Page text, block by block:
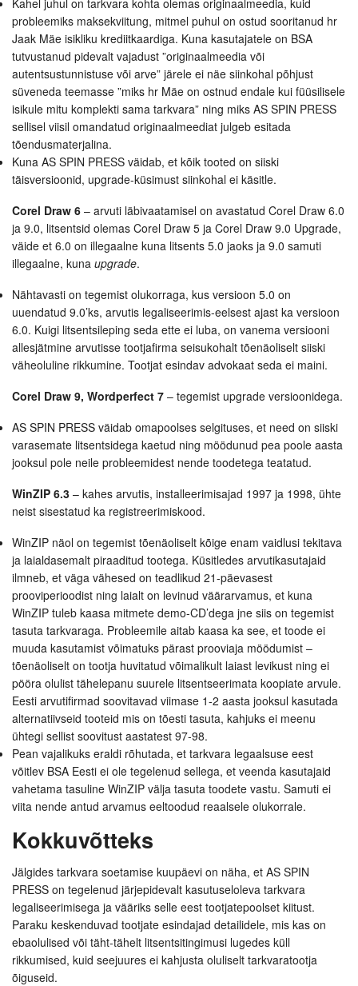
Kahel juhul on tarkvara kohta olemas originaalmeedia, kuid
probleemiks maksekviitung, mitmel puhul on ostud sooritanud hr
Jaak Mäe isikliku krediitkaardiga. Kuna kasutajatele on BSA
tutvustanud pidevalt vajadust ”originaalmeedia või
autentsustunnistuse või arve” järele ei näe siinkohal põhjust
süveneda teemasse ”miks hr Mäe on ostnud endale kui füüsilisele
isikule mitu komplekti sama tarkvara” ning miks AS SPIN PRESS
sellisel viisil omandatud originaalmeediat julgeb esitada
tõendusmaterjalina.
Kuna AS SPIN PRESS väidab, et kõik tooted on siiski
täisversioonid, upgrade-küsimust siinkohal ei käsitle.
Corel Draw 6 – arvuti läbivaatamisel on avastatud Corel Draw 6.0
ja 9.0, litsentsid olemas Corel Draw 5 ja Corel Draw 9.0 Upgrade,
väide et 6.0 on illegaalne kuna litsents 5.0 jaoks ja 9.0 samuti
illegaalne, kuna upgrade.
Nähtavasti on tegemist olukorraga, kus versioon 5.0 on
uuendatud 9.0’ks, arvutis legaliseerimis-eelsest ajast ka versioon
6.0. Kuigi litsentsileping seda ette ei luba, on vanema versiooni
allesjätmine arvutisse tootjafirma seisukohalt tõenäoliselt siiski
väheoluline rikkumine. Tootjat esindav advokaat seda ei maini.
Corel Draw 9, Wordperfect 7 – tegemist upgrade versioonidega.
AS SPIN PRESS väidab omapoolses selgituses, et need on siiski
varasemate litsentsidega kaetud ning möödunud pea poole aasta
jooksul pole neile probleemidest nende toodetega teatatud.
WinZIP 6.3 – kahes arvutis, installeerimisajad 1997 ja 1998, ühte
neist sisestatud ka registreerimiskood.
WinZIP näol on tegemist tõenäoliselt kõige enam vaidlusi tekitava
ja laialdasemalt piraaditud tootega. Küsitledes arvutikasutajaid
ilmneb, et väga vähesed on teadlikud 21-päevasest
prooviperioodist ning laialt on levinud väärarvamus, et kuna
WinZIP tuleb kaasa mitmete demo-CD’dega jne siis on tegemist
tasuta tarkvaraga. Probleemile aitab kaasa ka see, et toode ei
muuda kasutamist võimatuks pärast prooviaja möödumist –
tõenäoliselt on tootja huvitatud võimalikult laiast levikust ning ei
pööra olulist tähelepanu suurele litsentseerimata koopiate arvule.
Eesti arvutifirmad soovitavad viimase 1-2 aasta jooksul kasutada
alternatiivseid tooteid mis on tõesti tasuta, kahjuks ei meenu
ühtegi sellist soovitust aastatest 97-98.
Pean vajalikuks eraldi rõhutada, et tarkvara legaalsuse eest
võitlev BSA Eesti ei ole tegelenud sellega, et veenda kasutajaid
vahetama tasuline WinZIP välja tasuta toodete vastu. Samuti ei
viita nende antud arvamus eeltoodud reaalsele olukorrale.
Kokkuvõtteks
Jälgides tarkvara soetamise kuupäevi on näha, et AS SPIN
PRESS on tegelenud järjepidevalt kasutuseloleva tarkvara
legaliseerimisega ja vääriks selle eest tootjatepoolset kiitust.
Paraku keskenduvad tootjate esindajad detailidele, mis kas on
ebaolulised või täht-tähelt litsentsitingimusi lugedes küll
rikkumised, kuid seejuures ei kahjusta oluliselt tarkvaratootja
õiguseid.